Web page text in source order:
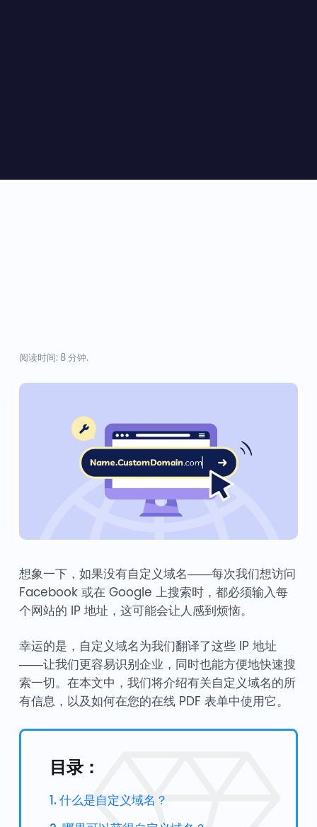
阅读时间: 8 分钟.
想象一下，如果没有自定义域名——每次我们想访问
Facebook 或在 Google 上搜索时，都必须输入每
个网站的 IP 地址，这可能会让人感到烦恼。
幸运的是，自定义域名为我们翻译了这些 IP 地址
——让我们更容易识别企业，同时也能方便地快速搜
索一切。在本文中，我们将介绍有关自定义域名的所
有信息，以及如何在您的在线 PDF 表单中使用它。
目录：
1. 什么是自定义域名？